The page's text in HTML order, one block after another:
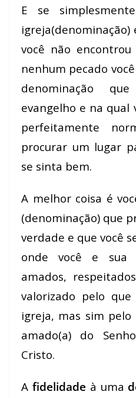
E se
igreja(denominação)
você não
nenhum pecado
denominação
evangelho e na qual
perfeitamente
procurar um lugar
se sinta bem.
A melhor coisa é
(denominação) que
verdade e que você
onde você e sua
amados,
valorizado pelo
igreja, mas sim pelo
amado(a) do
Cristo.
A fidelidade à uma